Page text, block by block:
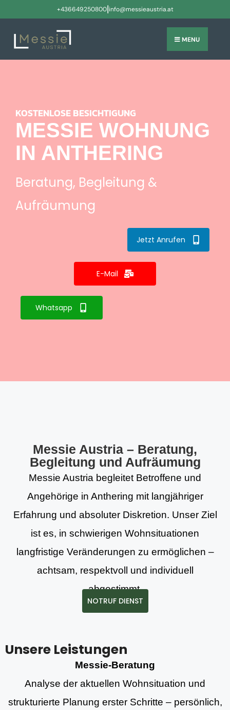
+436649250800|info@messieaustria.at
MENU
KOSTENLOSE BESICHTIGUNG
MESSIE WOHNUNG
IN ANTHERING
Beratung, Begleitung &
Aufräumung
Jetzt Anrufen
E-Mail
Whatsapp
Messie Austria – Beratung,
Begleitung und Aufräumung
Messie Austria begleitet Betroffene und
Angehörige in Anthering mit langjähriger
Erfahrung und absoluter Diskretion. Unser Ziel
ist es, in schwierigen Wohnsituationen
langfristige Veränderungen zu ermöglichen –
achtsam, respektvoll und individuell
abgestimmt.
NOTRUF DIENST
Unsere Leistungen
Messie-Beratung
Analyse der aktuellen Wohnsituation und
strukturierte Planung erster Schritte – persönlich,